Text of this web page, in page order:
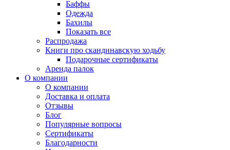
Баффы
Одежда
Бахилы
Показать все
Распродажа
Книги про скандинавскую ходьбу
Подарочные сертификаты
Аренда палок
О компании
О компании
Доставка и оплата
Отзывы
Блог
Популярные вопросы
Сертификаты
Благодарности